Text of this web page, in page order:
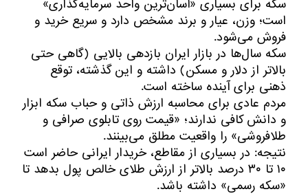
سکه برای بسیاری «آسان‌ترین واحد سرمایه‌گذاری»
است؛ وزن، عیار و برند مشخص دارد و سریع خرید و
فروش می‌شود.
سکه سال‌ها در بازار ایران بازدهی بالایی (گاهی حتی
بالاتر از دلار و مسکن) داشته و این گذشته، توقع
ذهنی برای آینده ساخته است.
مردم عادی برای محاسبه ارزش ذاتی و حباب سکه ابزار
و دانش کافی ندارند؛ «قیمت روی تابلوی صرافی و
طلافروشی» را واقعیت مطلق می‌بینند.
نتیجه: در بسیاری از مقاطع، خریدار ایرانی حاضر است
۱۰ تا ۳۰ درصد بالاتر از ارزش طلای خالص پول بدهد تا
«سکه رسمی» داشته باشد.